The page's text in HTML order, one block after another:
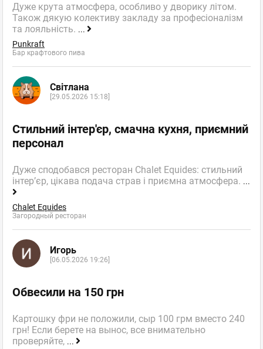
Дуже крута атмосфера, особливо у дворику літом.
Також дякую колективу закладу за професіоналізм
та лояльність. ...
Punkraft
Бар крафтового пива
Світлана
[29.05.2026 15:18]
Стильний інтер'єр, смачна кухня, приємний
персонал
Дуже сподобався ресторан Chalet Equides: стильний
інтер’єр, цікава подача страв і приємна атмосфера. ...
Chalet Equides
Загородный ресторан
Игорь
[06.05.2026 19:26]
Обвесили на 150 грн
Картошку фри не положили, сыр 100 грм вместо 240
грн! Если берете на вынос, все внимательно
проверяйте, ...